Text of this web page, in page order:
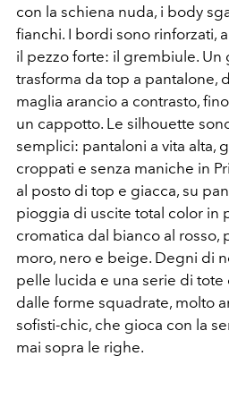
con la schiena nuda, i body
fianchi. I bordi sono rinforzati,
il pezzo forte: il grembiule. Un
trasforma da top a pantalone,
maglia arancio a contrasto,
un cappotto. Le silhouette
semplici: pantaloni a vita alta,
croppati e senza maniche in
al posto di top e giacca, su
pioggia di uscite total color in
cromatica dal bianco al rosso,
moro, nero e beige. Degni di
pelle lucida e una serie di tote
dalle forme squadrate, molto
sofisti-chic, che gioca con la
mai sopra le righe.